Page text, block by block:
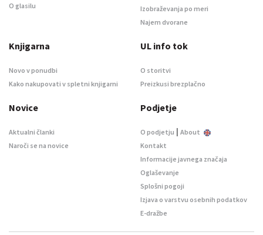
O glasilu
Izobraževanja po meri
Najem dvorane
Knjigarna
Novo v ponudbi
Kako nakupovati v spletni knjigarni
UL info tok
O storitvi
Preizkusi brezplačno
Novice
Aktualni članki
Naroči se na novice
Podjetje
O podjetju | About
Kontakt
Informacije javnega značaja
Oglaševanje
Splošni pogoji
Izjava o varstvu osebnih podatkov
E-dražbe